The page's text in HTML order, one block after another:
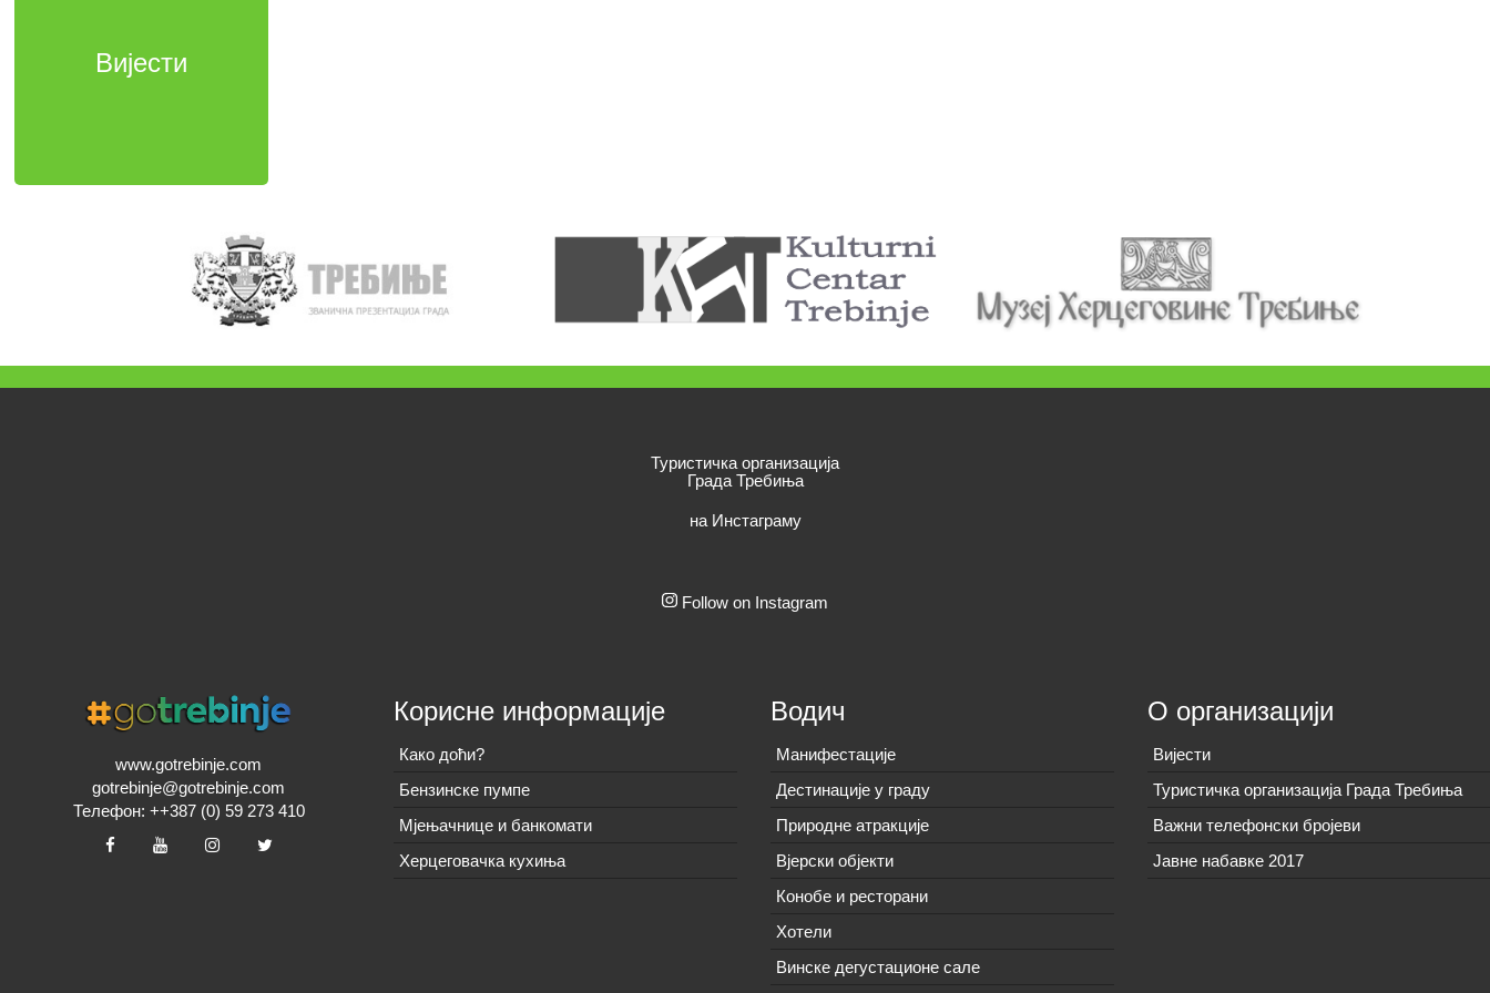
Вијести
Туристичка организација
Града Требиња
на Инстаграму
Follow on Instagram
www.gotrebinje.com
gotrebinje@gotrebinje.com
Телефон: ++387 (0) 59 273 410
Корисне информације
Како доћи?
Бензинске пумпе
Мјењачнице и банкомати
Херцеговачка кухиња
Водич
Манифестације
Дестинације у граду
Природне атракције
Вјерски објекти
Конобе и ресторани
Хотели
Винске дегустационе сале
О организацији
Вијeсти
Туристичка организација Града Требиња
Важни телефонски бројеви
Јавне набавке 2017